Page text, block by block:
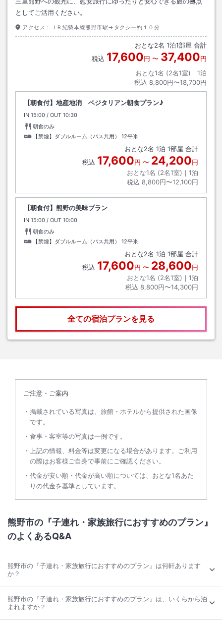
としてご活用ください。
アクセス： ＪＲ紀勢本線熊野市駅→タクシー約１０分
おとな2名 1泊1部屋 合計
税込 17,600円 〜 37,400円
おとな1名 (2名1室)｜ 1泊
税込 8,800円〜18,700円
【朝食付】地産地消 ベジタリアン朝食プラン♪
IN チェックイン
15:00 / OUT チェックアウト
10:30
朝食のみ
【禁煙】ダブルルーム（バス共用）
12平米
おとな2名 1泊 1部屋 合計
税込 17,600円 〜 24,200円
おとな1名 (2名1室)｜ 1泊
税込 8,800円〜12,100円
【朝食付】熊野の美味プラン
IN チェックイン
15:00 / OUT チェックアウト
10:00
朝食のみ
【禁煙】ダブルルーム（バス共用）
12平米
おとな2名 1泊 1部屋 合計
税込 17,600円 〜 28,600円
おとな1名 (2名1室)｜ 1泊
税込 8,800円〜14,300円
全ての宿泊プランを見る
ご注意・ご案内
掲載されている写真は、旅館・ホテルから提供された画像
です。
食事・客室等の写真は一例です。
上記の情報、料金等は変更になる場合があります。ご利用
の際はお客様ご自身で事前にご確認ください。
代金が安い順・代金が高い順については、おとな1名あた
りの代金を基準としています。
熊野市の『子連れ・家族旅行におすすめのプラン』
のよくあるQ&A
熊野市の『子連れ・家族旅行におすすめのプラン』は何軒あります
か？
熊野市の『子連れ・家族旅行におすすめのプラン』は、いくらから泊
まれますか？